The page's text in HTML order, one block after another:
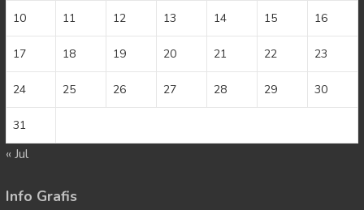
10 11 12 13 14 15 16
17 18 19 20 21 22 23
24 25 26 27 28 29 30
31
« Jul
Info Grafis